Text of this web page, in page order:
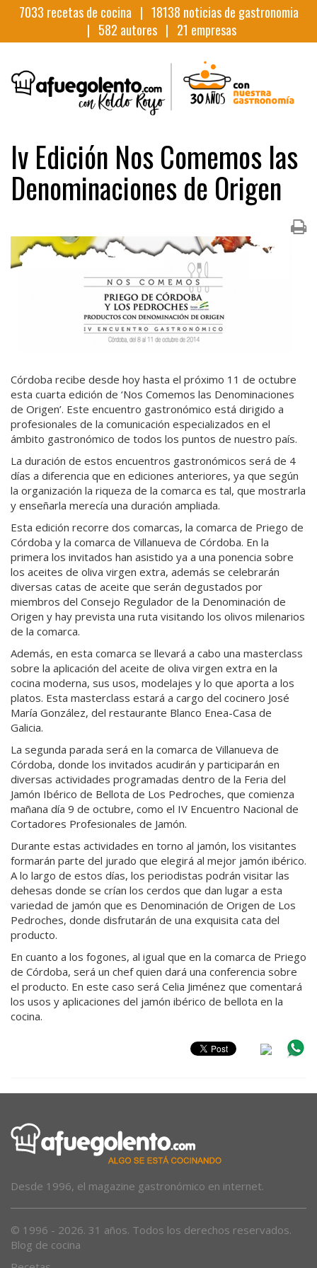
7033 recetas de cocina | 18138 noticias de gastronomia
| 582 autores | 21 empresas
Iv Edición Nos Comemos las
Denominaciones de Origen
Córdoba recibe desde hoy hasta el próximo 11 de octubre
esta cuarta edición de ‘Nos Comemos las Denominaciones
de Origen’. Este encuentro gastronómico está dirigido a
profesionales de la comunicación especializados en el
ámbito gastronómico de todos los puntos de nuestro país.
La duración de estos encuentros gastronómicos será de 4
días a diferencia que en ediciones anteriores, ya que según
la organización la riqueza de la comarca es tal, que mostrarla
y enseñarla merecía una duración ampliada.
Esta edición recorre dos comarcas, la comarca de Priego de
Córdoba y la comarca de Villanueva de Córdoba. En la
primera los invitados han asistido ya a una ponencia sobre
los aceites de oliva virgen extra, además se celebrarán
diversas catas de aceite que serán degustados por
miembros del Consejo Regulador de la Denominación de
Origen y hay prevista una ruta visitando los olivos milenarios
de la comarca.
Además, en esta comarca se llevará a cabo una masterclass
sobre la aplicación del aceite de oliva virgen extra en la
cocina moderna, sus usos, modelajes y lo que aporta a los
platos. Esta masterclass estará a cargo del cocinero José
María González, del restaurante Blanco Enea-Casa de
Galicia.
La segunda parada será en la comarca de Villanueva de
Córdoba, donde los invitados acudirán y participarán en
diversas actividades programadas dentro de la Feria del
Jamón Ibérico de Bellota de Los Pedroches, que comienza
mañana día 9 de octubre, como el IV Encuentro Nacional de
Cortadores Profesionales de Jamón.
Durante estas actividades en torno al jamón, los visitantes
formarán parte del jurado que elegirá al mejor jamón ibérico.
A lo largo de estos días, los periodistas podrán visitar las
dehesas donde se crían los cerdos que dan lugar a esta
variedad de jamón que es Denominación de Origen de Los
Pedroches, donde disfrutarán de una exquisita cata del
producto.
En cuanto a los fogones, al igual que en la comarca de Priego
de Córdoba, será un chef quien dará una conferencia sobre
el producto. En este caso será Celia Jiménez que comentará
los usos y aplicaciones del jamón ibérico de bellota en la
cocina.
Desde 1996, el magazine gastronómico en internet.
© 1996 - 2026. 31 años. Todos los derechos reservados.
Blog de cocina